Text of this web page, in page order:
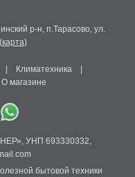
р-н, п.Тарасово, ул.
карта)
Климатехника
О магазине
, УНП 693330332,
бытовой техники